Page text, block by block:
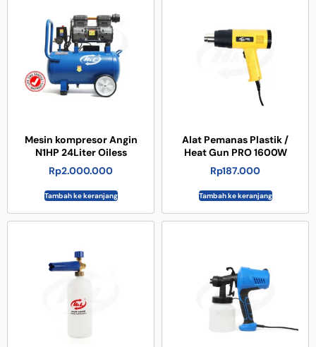
Mesin kompresor Angin
N1HP 24Liter Oiless
Rp2.000.000
Tambah ke keranjang
Alat Pemanas Plastik /
Heat Gun PRO 1600W
Rp187.000
Tambah ke keranjang